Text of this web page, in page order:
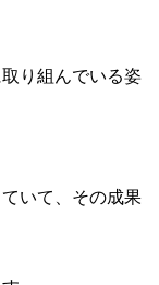
り組んでいる姿
いて、その成果